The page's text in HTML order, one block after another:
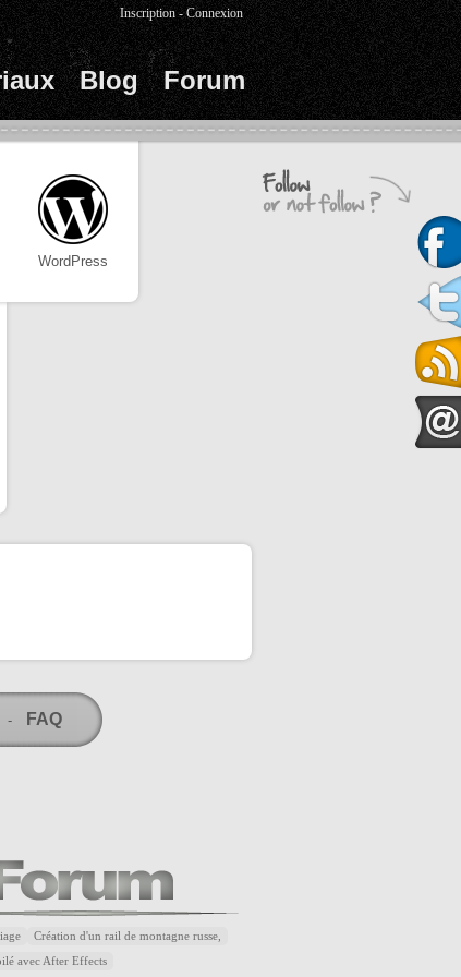
Blog Forum
Inscription -Connexion
WordPress
- FAQ
Création d'un rail de montagne russe,
avec After Effects